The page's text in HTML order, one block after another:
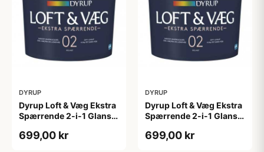
DYRUP
Dyrup Loft & Væg Ekstra
Spærrende 2-i-1 Glans 2
699,00 kr
DYRUP
Dyrup Loft & Væg Ekstra
Spærrende 2-i-1 Glans 2
699,00 kr